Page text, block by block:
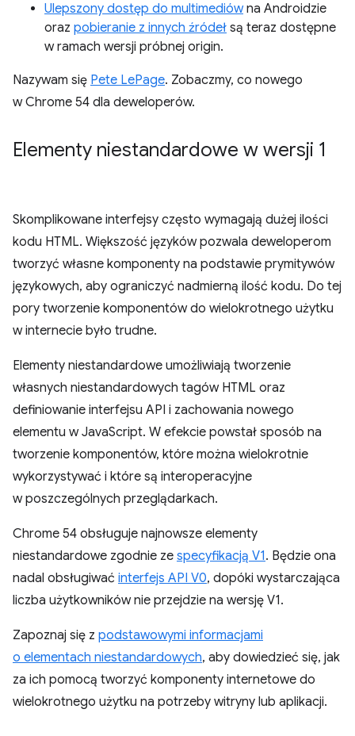
Ulepszony dostęp do multimediówna Androidzie
oraz pobieranie z innych źródeł są teraz dostępne
w ramach wersji próbnej origin.
Nazywam się Pete LePage. Zobaczmy, co nowego
w Chrome 54 dla deweloperów.
Elementy niestandardowe w wersji 1
Skomplikowane interfejsy często wymagają dużej ilości
kodu HTML. Większość języków pozwala deweloperom
tworzyć własne komponenty na podstawie prymitywów
językowych, aby ograniczyć nadmierną ilość kodu. Do tej
pory tworzenie komponentów do wielokrotnego użytku
w internecie było trudne.
Elementy niestandardowe umożliwiają tworzenie
własnych niestandardowych tagów HTML oraz
definiowanie interfejsu API i zachowania nowego
elementu w JavaScript. W efekcie powstał sposób na
tworzenie komponentów, które można wielokrotnie
wykorzystywać i które są interoperacyjne
w poszczególnych przeglądarkach.
Chrome 54 obsługuje najnowsze elementy
niestandardowe zgodnie ze specyfikacją V1. Będzie ona
nadal obsługiwać interfejs API V0, dopóki wystarczająca
liczba użytkowników nie przejdzie na wersję V1.
Zapoznaj się z podstawowymi informacjami
o elementach niestandardowych, aby dowiedzieć się, jak
za ich pomocą tworzyć komponenty internetowe do
wielokrotnego użytku na potrzeby witryny lub aplikacji.